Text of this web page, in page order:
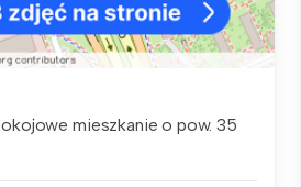
mieszkanie o pow. 35